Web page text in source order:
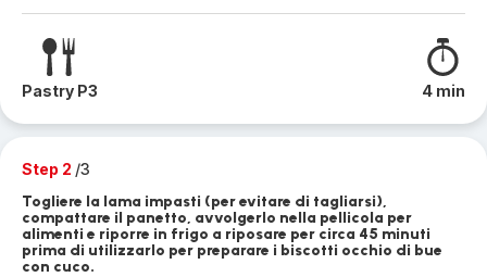
Pastry P3 4 min
Step 2 /3
Togliere la lama impasti (per evitare di tagliarsi),
compattare il panetto, avvolgerlo nella pellicola per
alimenti e riporre in frigo a riposare per circa 45 minuti
prima di utilizzarlo per preparare i biscotti occhio di bue
con cuco.